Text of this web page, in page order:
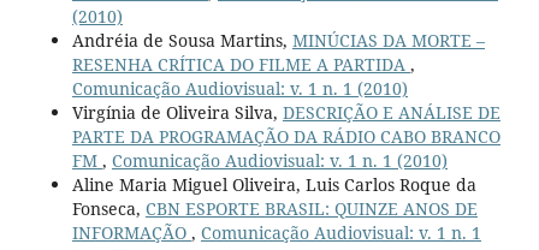
(2010)
Andréia de Sousa Martins, MINÚCIAS DA MORTE –
RESENHA CRÍTICA DO FILME A PARTIDA ,
Comunicação Audiovisual: v. 1 n. 1 (2010)
Virgínia de Oliveira Silva, DESCRIÇÃO E ANÁLISE DE
PARTE DA PROGRAMAÇÃO DA RÁDIO CABO BRANCO
FM , Comunicação Audiovisual: v. 1 n. 1 (2010)
Aline Maria Miguel Oliveira, Luis Carlos Roque da
Fonseca, CBN ESPORTE BRASIL: QUINZE ANOS DE
INFORMAÇÃO , Comunicação Audiovisual: v. 1 n. 1